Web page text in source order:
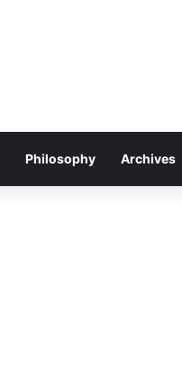
Philosophy Archives